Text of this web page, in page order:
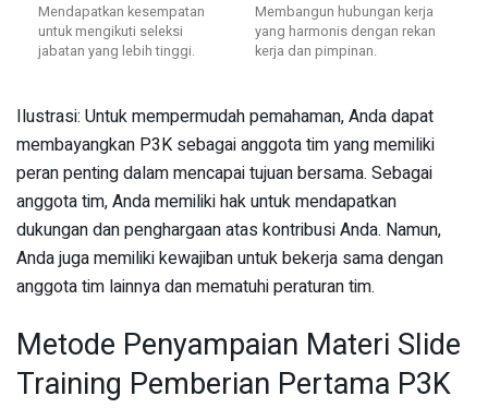
Mendapatkan kesempatan
untuk mengikuti seleksi
jabatan yang lebih tinggi.
Membangun hubungan kerja
yang harmonis dengan rekan
kerja dan pimpinan.
Ilustrasi: Untuk mempermudah pemahaman, Anda dapat
membayangkan P3K sebagai anggota tim yang memiliki
peran penting dalam mencapai tujuan bersama. Sebagai
anggota tim, Anda memiliki hak untuk mendapatkan
dukungan dan penghargaan atas kontribusi Anda. Namun,
Anda juga memiliki kewajiban untuk bekerja sama dengan
anggota tim lainnya dan mematuhi peraturan tim.
Metode Penyampaian Materi Slide
Training Pemberian Pertama P3K